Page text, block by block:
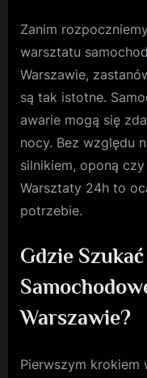
Zanim
warsztatu
Warszawie,
są tak istotne.
awarie mogą się
nocy. Bez względu
silnikiem, oponą
Warsztaty 24h to
potrzebie.
Gdzie
Warszawie?
Pierwszym krokiem